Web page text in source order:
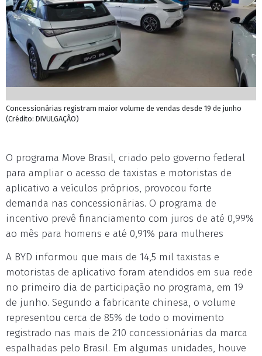
Concessionárias registram maior volume de vendas desde 19 de junho
(Crédito: DIVULGAÇÃO)
O programa Move Brasil, criado pelo governo federal
para ampliar o acesso de taxistas e motoristas de
aplicativo a veículos próprios, provocou forte
demanda nas concessionárias. O programa de
incentivo prevê financiamento com juros de até 0,99%
ao mês para homens e até 0,91% para mulheres
A BYD informou que mais de 14,5 mil taxistas e
motoristas de aplicativo foram atendidos em sua rede
no primeiro dia de participação no programa, em 19
de junho. Segundo a fabricante chinesa, o volume
representou cerca de 85% de todo o movimento
registrado nas mais de 210 concessionárias da marca
espalhadas pelo Brasil. Em algumas unidades, houve